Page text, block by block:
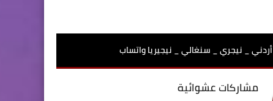
أردني _ نيجري _ سنغالي _ نيجيريا واتساب
مشاركات عشوائية